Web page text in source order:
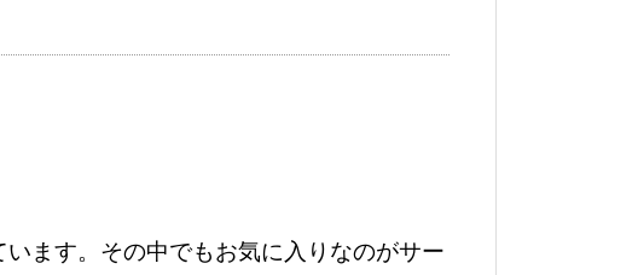
ます。その中でもお気に入りなのがサー